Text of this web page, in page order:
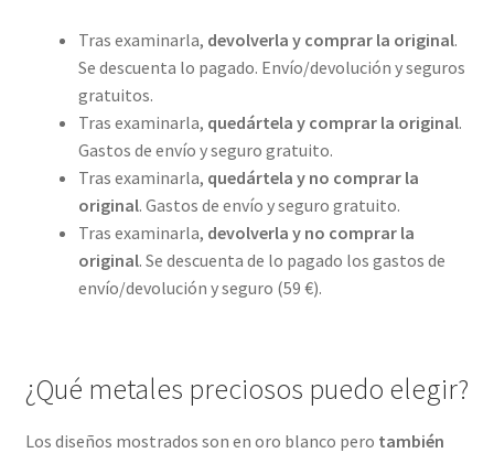
Tras examinarla, devolverla y comprar la original.
Se descuenta lo pagado. Envío/devolución y seguros
gratuitos.
Tras examinarla, quedártela y comprar la original.
Gastos de envío y seguro gratuito.
Tras examinarla, quedártela y no comprar la
original. Gastos de envío y seguro gratuito.
Tras examinarla, devolverla y no comprar la
original. Se descuenta de lo pagado los gastos de
envío/devolución y seguro (59 €).
¿Qué metales preciosos puedo elegir?
Los diseños mostrados son en oro blanco pero también